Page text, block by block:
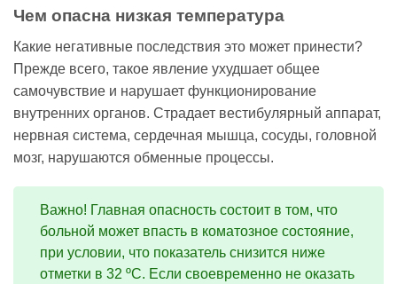
Чем опасна низкая температура
Какие негативные последствия это может принести?
Прежде всего, такое явление ухудшает общее
самочувствие и нарушает функционирование
внутренних органов. Страдает вестибулярный аппарат,
нервная система, сердечная мышца, сосуды, головной
мозг, нарушаются обменные процессы.
Важно! Главная опасность состоит в том, что
больной может впасть в коматозное состояние,
при условии, что показатель снизится ниже
отметки в 32 ºC. Если своевременно не оказать